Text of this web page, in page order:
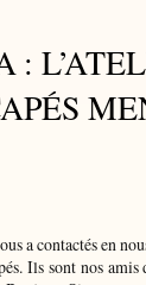
:
a contactés en
Ils sont nos amis